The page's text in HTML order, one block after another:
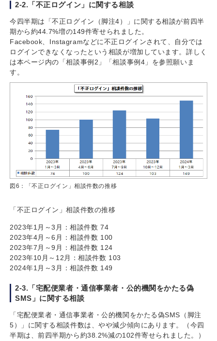
2-2.「不正ログイン」に関する相談
今四半期は「不正ログイン（脚注4）」に関する相談が前四半
期から約44.7%増の149件寄せられました。
Facebook、Instagramなどに不正ログインされて、自分では
ログインできなくなったという相談が増加しています。詳しく
は本ページ内の「相談事例2」「相談事例4」を参照願いま
す。
図6：「不正ログイン」相談件数の推移
「不正ログイン」相談件数の推移
2023年1月～3月：相談件数 74
2023年4月～6月：相談件数 100
2023年7月～9月：相談件数 124
2023年10月～12月：相談件数 103
2024年1月～3月：相談件数 149
2-3.「宅配便業者・通信事業者・公的機関をかたる偽
SMS」に関する相談
「宅配便業者・通信事業者・公的機関をかたる偽SMS（脚注
5）」に関する相談件数は、やや減少傾向にあります。（今四
半期は、前四半期から約38.2%減の102件寄せられました。）